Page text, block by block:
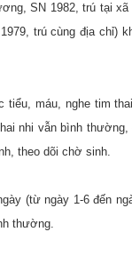
SN 1982, trú tại
trú cùng địa chỉ)
tiểu, máu, nghe tim
nhi vẫn bình
theo dõi chờ sinh.
(từ ngày 1-6 đến
thường.